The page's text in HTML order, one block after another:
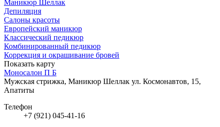
Маникюр Шеллак
Депиляция
Салоны красоты
Европейский маникюр
Классический педикюр
Комбинированный педикюр
Коррекция и окрашивание бровей
Показать карту
Моносалон П Б
Мужская стрижка, Маникюр Шеллак ул. Космонавтов, 15,
Апатиты
Телефон
+7 (921) 045-41-16